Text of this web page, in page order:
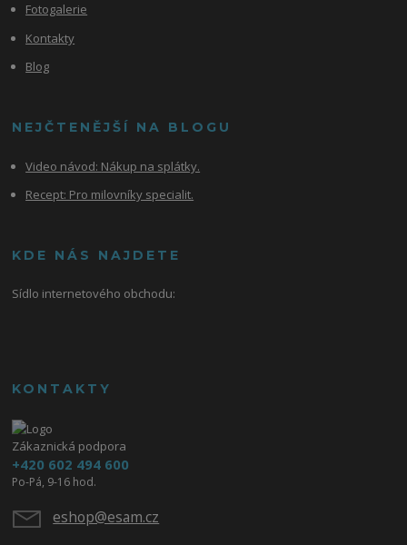
Fotogalerie
Kontakty
Blog
NEJČTENĚJŠÍ NA BLOGU
Video návod: Nákup na splátky.
Recept: Pro milovníky specialit.
KDE NÁS NAJDETE
Sídlo internetového obchodu:
KONTAKTY
Zákaznická podpora
+420 602 494 600
Po-Pá, 9-16 hod.
eshop@esam.cz